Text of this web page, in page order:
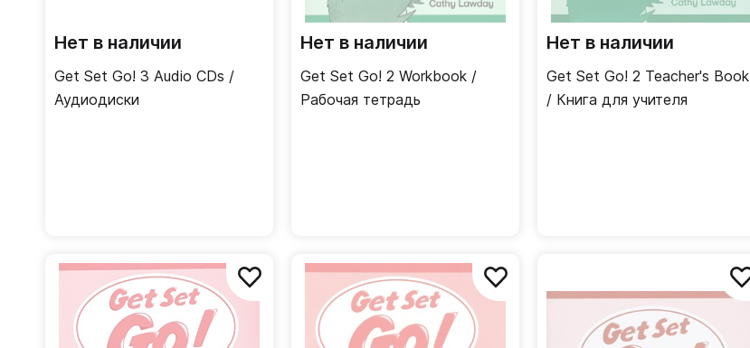
Нет в наличии
Get Set Go! 3 Audio CDs /
Аудиодиски
Нет в наличии
Get Set Go! 2 Workbook /
Рабочая тетрадь
Нет в наличии
Get Set Go! 2 Teacher's Book
/ Книга для учителя